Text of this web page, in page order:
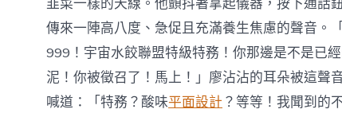
韭菜一樣的天線。他顫抖著拿起儀器，按下通
傳來一陣高八度、急促且充滿養生焦慮的聲音。
999！宇宙水餃聯盟特級特務！你那邊是不是已
泥！你被徵召了！馬上！」廖沾沾的耳朵被這聲
喊道：「特務？酸味平面設計 ？等等！我聞到的